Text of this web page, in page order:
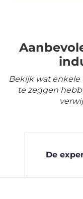
Bekijk wat
te zeggen
De